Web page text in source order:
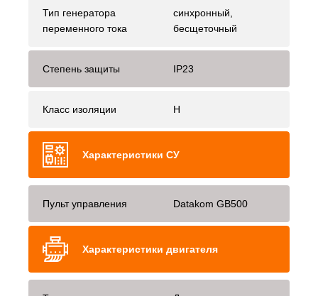
Тип генератора
переменного тока
синхронный,
бесщеточный
Степень защиты IP23
Класс изоляции H
Характеристики СУ
Пульт управления Datakom GB500
Характеристики двигателя